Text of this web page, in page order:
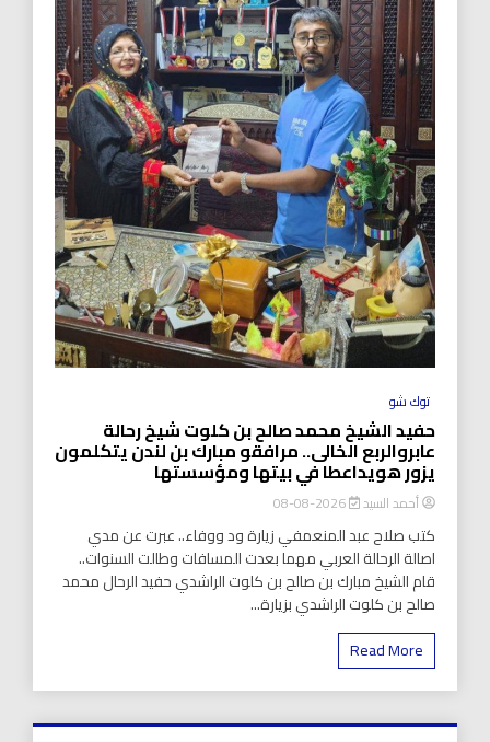
توك شو
حفيد الشيخ محمد صالح بن كلوت شيخ رحالة
عابروالربع الخالى.. مرافقو مبارك بن لندن يتكلمون
يزور هويداعطا في بيتها ومؤسستها
أحمد السيد 2026-08-08
كتب صلاح عبد المنعمفي زيارة ود ووفاء.. عبرت عن مدي
اصالة الرحالة العربي مهما بعدت المسافات وطالت السنوات..
قام الشيخ مبارك بن صالح بن كلوت الراشدي حفيد الرحال محمد
صالح بن كلوت الراشدي بزيارة...
Read More